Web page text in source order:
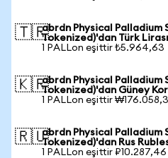
🇹🇷abrdn Physical Palladium
Tokenized)'dan Türk
1 PALLon eşittir ₺5.964,63
🇰🇷abrdn Physical Palladium
Tokenized)'dan Güney
1 PALLon eşittir
🇷🇺abrdn Physical Palladium
Tokenized)'dan Rus
1 PALLon eşittir ₽10.287,46